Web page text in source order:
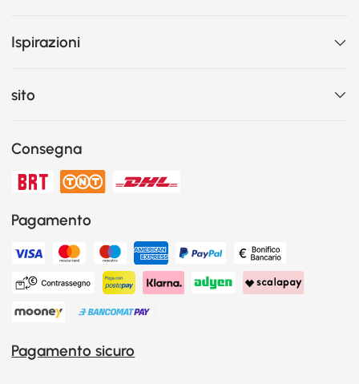
Ispirazioni
sito
Consegna
Pagamento
Pagamento sicuro